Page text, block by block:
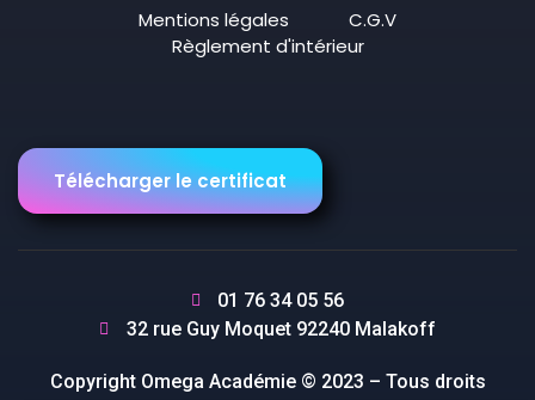
Mentions légales
C.G.V
Règlement d'intérieur
Télécharger le certificat
01 76 34 05 56
32 rue Guy Moquet 92240 Malakoff
Copyright Omega Académie © 2023 – Tous droits